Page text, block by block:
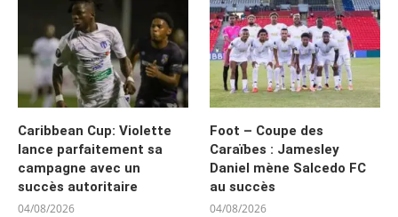
Caribbean Cup: Violette
lance parfaitement sa
campagne avec un
succès autoritaire
04/08/2026
Foot – Coupe des
Caraïbes : Jamesley
Daniel mène Salcedo FC
au succès
04/08/2026